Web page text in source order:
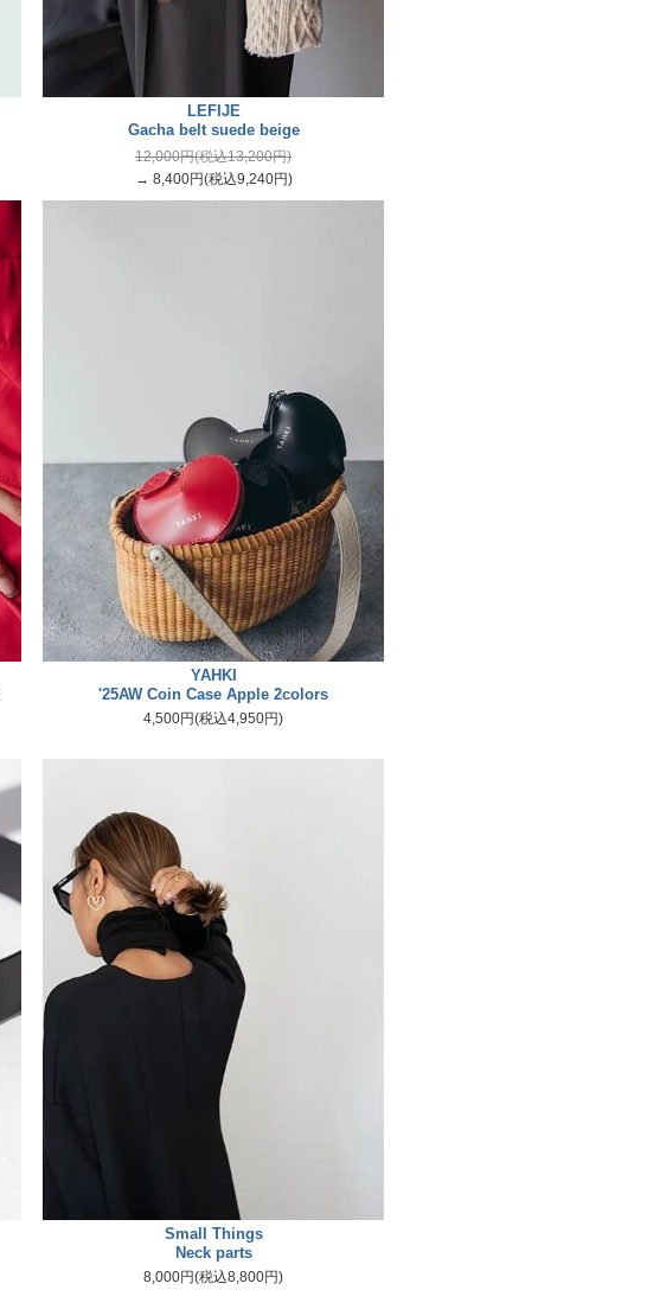
LEFIJE
Gacha belt suede beige
12,000円(税込13,200円)
→ 8,400円(税込9,240円)
YAHKI
'25AW Coin Case Apple 2colors
4,500円(税込4,950円)
Small Things
Neck parts
8,000円(税込8,800円)